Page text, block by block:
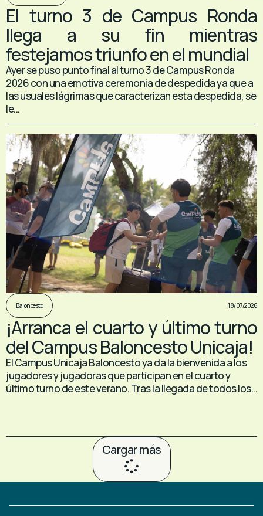
El turno 3 de Campus Ronda
llega a su fin mientras
festejamos triunfo en el mundial
Ayer se puso punto final al turno 3 de Campus Ronda
2026 con una emotiva ceremonia de despedida ya que a
las usuales lágrimas que caracterizan esta despedida, se
le...
Baloncesto 18/07/2026
¡Arranca el cuarto y último turno
del Campus Baloncesto Unicaja!
El Campus Unicaja Baloncesto ya da la bienvenida a los
jugadores y jugadoras que participan en el cuarto y
último turno de este verano. Tras la llegada de todos los...
Cargar más